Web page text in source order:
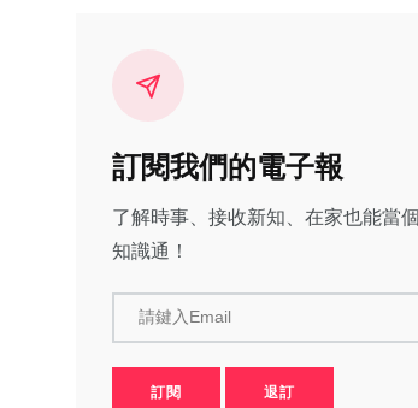
訂閱我們的電子報
了解時事、接收新知、在家也能當個
知識通！
請鍵入Email
訂閱 退訂